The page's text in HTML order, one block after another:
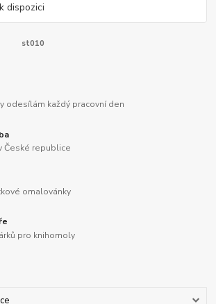
dispozici
st010
odesílám každý pracovní den
České republice
omalovánky
pro knihomoly